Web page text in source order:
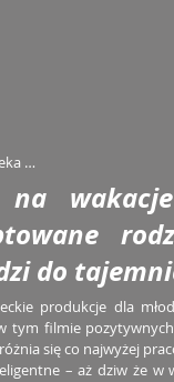
…
na
do
produkcje dla
tym filmie
się co najwyżej
– aż dziw że w